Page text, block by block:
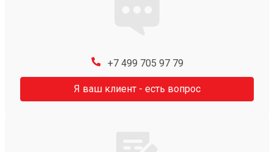
+7 499 705 97 79
Я ваш клиент - есть вопрос